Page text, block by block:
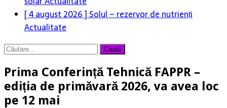
[ 4 august 2026 ] Solul – rezervor de nutrienți
Actualitate
Caută
Prima Conferință Tehnică FAPPR –
ediția de primăvară 2026, va avea loc
pe 12 mai